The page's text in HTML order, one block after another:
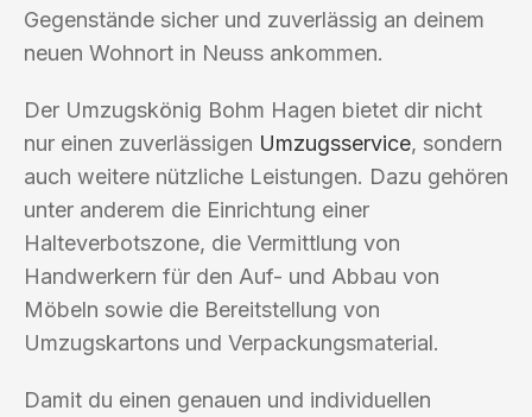
Gegenstände sicher und zuverlässig an deinem
neuen Wohnort in Neuss ankommen.
Der Umzugskönig Bohm Hagen bietet dir nicht
nur einen zuverlässigen Umzugsservice, sondern
auch weitere nützliche Leistungen. Dazu gehören
unter anderem die Einrichtung einer
Halteverbotszone, die Vermittlung von
Handwerkern für den Auf- und Abbau von
Möbeln sowie die Bereitstellung von
Umzugskartons und Verpackungsmaterial.
Damit du einen genauen und individuellen